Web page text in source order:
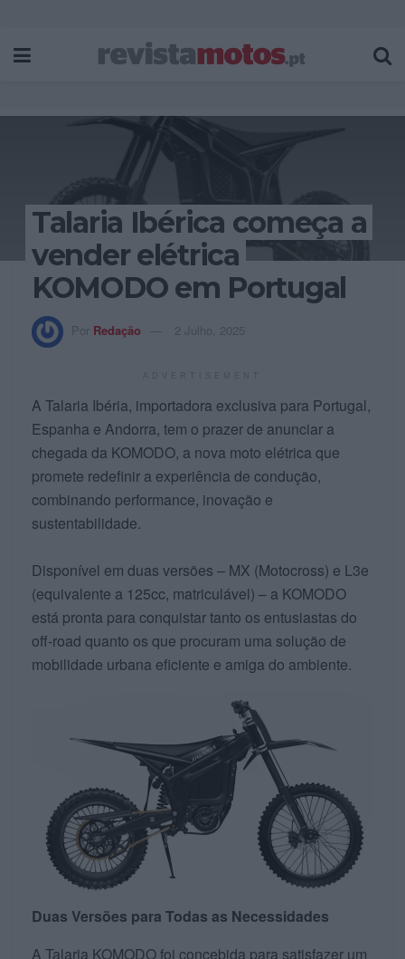
Talaria Ibérica começa a
vender elétrica
KOMODO em Portugal
Por Redação 2 Julho, 2025
A Talaria Ibéria, importadora exclusiva para Portugal,
Espanha e Andorra, tem o prazer de anunciar a
chegada da KOMODO, a nova moto elétrica que
promete redefinir a experiência de condução,
combinando performance, inovação e
sustentabilidade.
Disponível em duas versões – MX (Motocross) e L3e
(equivalente a 125cc, matriculável) – a KOMODO
está pronta para conquistar tanto os entusiastas do
off-road quanto os que procuram uma solução de
mobilidade urbana eficiente e amiga do ambiente.
Duas Versões para Todas as Necessidades
A Talaria KOMODO foi concebida para satisfazer um